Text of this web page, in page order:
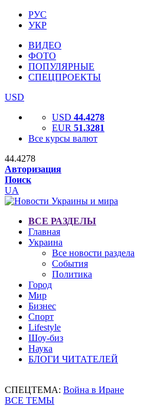
РУС
УКР
ВИДЕО
ФОТО
ПОПУЛЯРНЫЕ
СПЕЦПРОЕКТЫ
USD
USD 44.4278
EUR 51.3281
Все курсы валют
44.4278
Авторизация
Поиск
UA
ВСЕ РАЗДЕЛЫ
Главная
Украина
Все новости раздела
События
Политика
Город
Мир
Бизнес
Спорт
Lifestyle
Шоу-биз
Наука
БЛОГИ ЧИТАТЕЛЕЙ
СПЕЦТЕМА: Война в Иране
ВСЕ ТЕМЫ